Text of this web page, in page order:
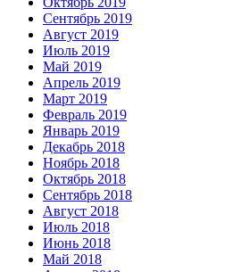
Сентябрь 2019
Август 2019
Июль 2019
Май 2019
Апрель 2019
Март 2019
Февраль 2019
Январь 2019
Декабрь 2018
Ноябрь 2018
Октябрь 2018
Сентябрь 2018
Август 2018
Июль 2018
Июнь 2018
Май 2018